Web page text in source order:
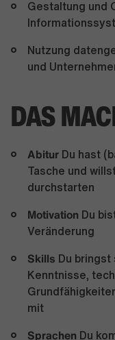
Gestaltung und
Nutzung
und
DAS
Abitur Du hast
Tasche und
durchstarten
Motivation Du
Veränderung
Skills Du
Kenntnisse,
mit
Sprachen Du